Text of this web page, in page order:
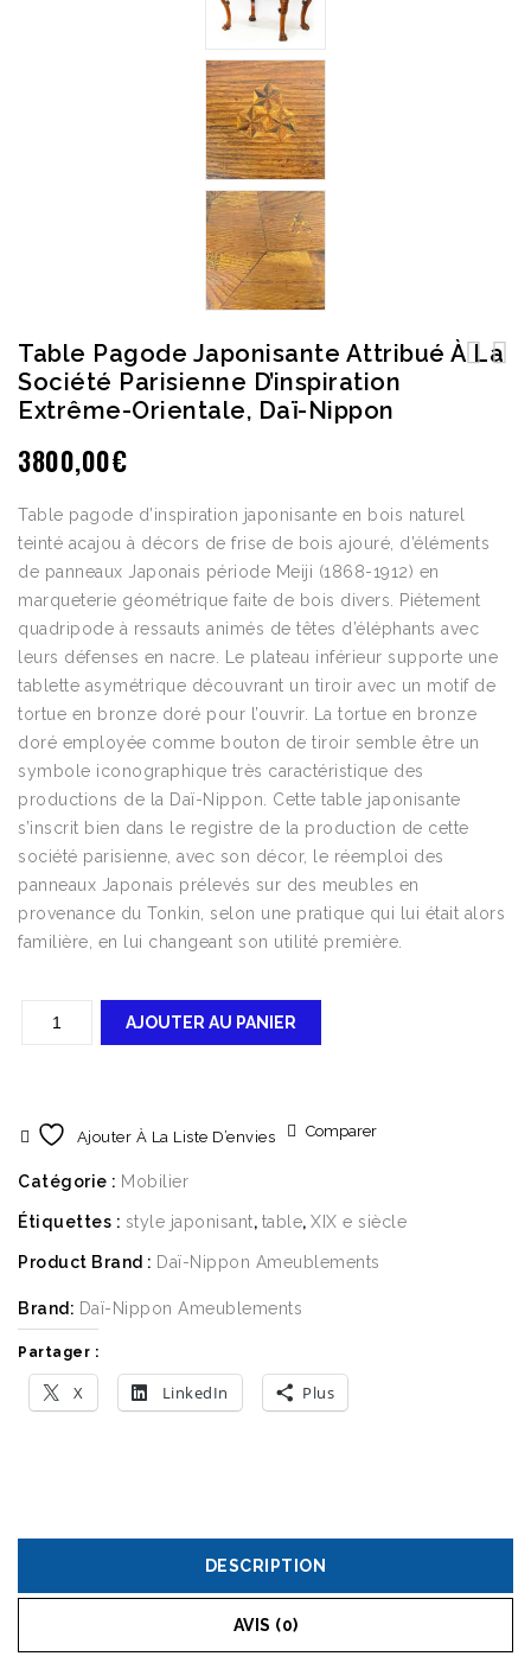
Table Pagode Japonisante Attribué À La
Société Parisienne D’inspiration
Extrême-Orientale, Daï-Nippon
3800,00€
Table pagode d’inspiration japonisante en bois naturel
teinté acajou à décors de frise de bois ajouré, d’éléments
de panneaux Japonais période Meiji (1868-1912) en
marqueterie géométrique faite de bois divers. Piétement
quadripode à ressauts animés de têtes d’éléphants avec
leurs défenses en nacre. Le plateau inférieur supporte une
tablette asymétrique découvrant un tiroir avec un motif de
tortue en bronze doré pour l’ouvrir. La tortue en bronze
doré employée comme bouton de tiroir semble être un
symbole iconographique très caractéristique des
productions de la Daï-Nippon. Cette table japonisante
s’inscrit bien dans le registre de la production de cette
société parisienne, avec son décor, le réemploi des
panneaux Japonais prélevés sur des meubles en
provenance du Tonkin, selon une pratique qui lui était alors
familière, en lui changeant son utilité première.
AJOUTER AU PANIER
Ajouter À La Liste D’envies Comparer
Catégorie : Mobilier
Étiquettes : style japonisant, table, XIX e siècle
Product Brand : Daï-Nippon Ameublements
Brand: Daï-Nippon Ameublements
Partager :
X LinkedIn Plus
DESCRIPTION
AVIS (0)